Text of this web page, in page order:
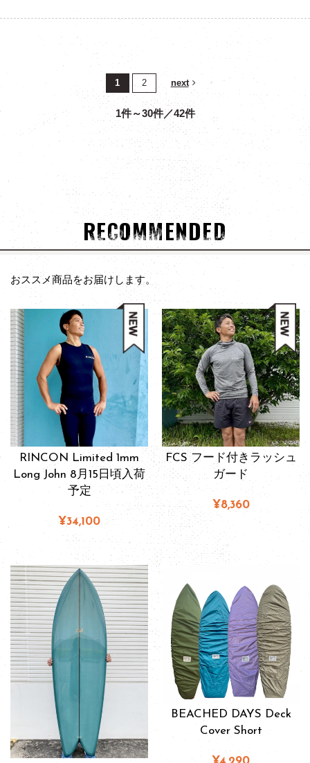
1 2 next
1件～30件／42件
RECOMMENDED
おススメ商品をお届けします。
RINCON Limited 1mm
Long John 8月15日頃入荷
予定
¥34,100
FCS フード付きラッシュ
ガード
¥8,360
BEACHED DAYS Deck
Cover Short